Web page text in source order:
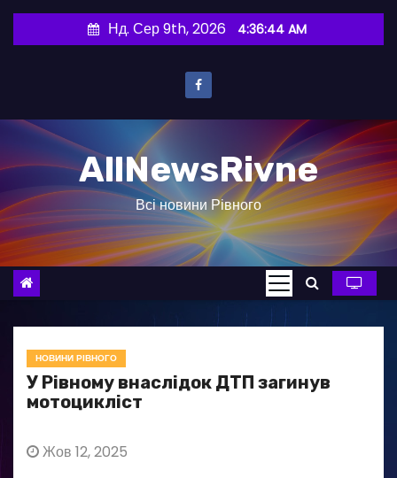
и
о
в
Нд. Сер 9th, 2026 4:36:45 AM
AllNewsRivne
Всі новини Рівного
НОВИНИ РІВНОГО
У Рівному внаслідок ДТП загинув
мотоцикліст
Жов 12, 2025